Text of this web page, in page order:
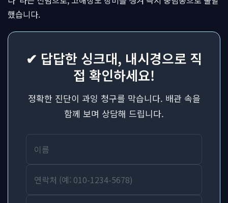
했습니다.
✔ 답답한 싱크대, 내시경으로 직
접 확인하세요!
정확한 진단이 과잉 청구를 막습니다. 배관 속을
함께 보며 상담해 드립니다.